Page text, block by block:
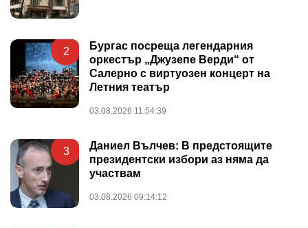
2
Бургас посреща легендарния
оркестър „Джузепе Верди“ от
Салерно с виртуозен концерт на
Летния театър
03.08.2026 11:54:39
3
Даниел Вълчев: В предстоящите
президентски избори аз няма да
участвам
03.08.2026 09:14:12